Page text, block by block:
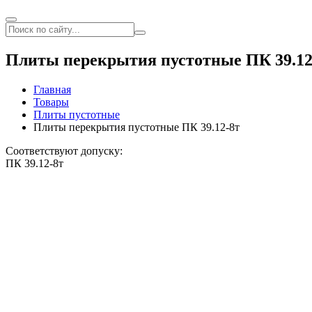
Плиты перекрытия пустотные ПК
Главная
Товары
Плиты пустотные
Плиты перекрытия пустотные ПК 39.12-8т
Соответствуют допуску:
ПК 39.12-8т